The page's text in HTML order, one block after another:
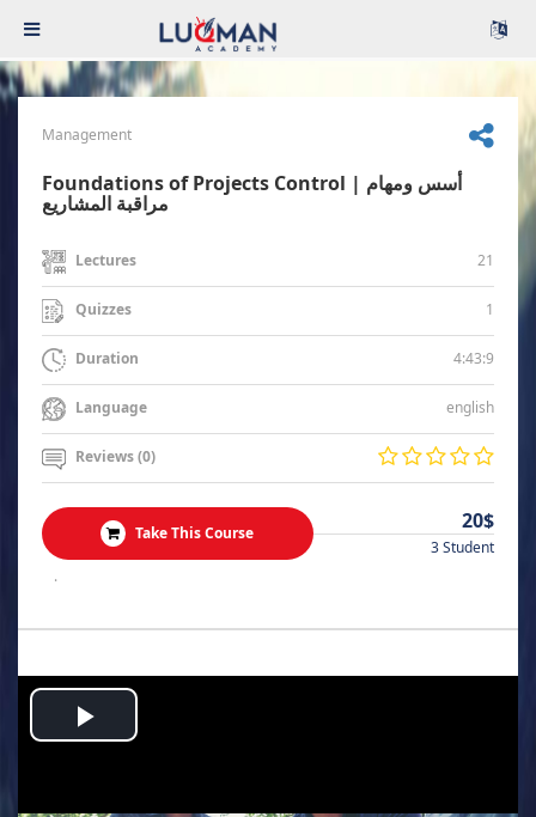
Management
Foundations of Projects Control | أسس ومهام
مراقبة المشاريع
Lectures 21
Quizzes 1
Duration 4:43:9
Language english
Reviews (0)
Take This Course 20$
3 Student
.
Play